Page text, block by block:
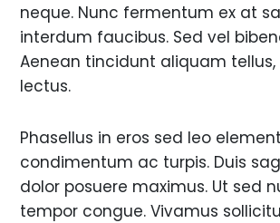
neque. Nunc fermentum ex at
interdum faucibus. Sed vel
Aenean tincidunt aliquam tellus,
lectus.
Phasellus in eros sed leo
condimentum ac turpis. Duis
dolor posuere maximus. Ut sed
tempor congue. Vivamus